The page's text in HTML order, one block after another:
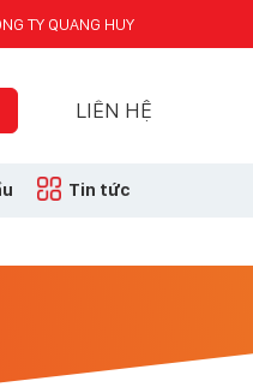
TY QUANG HUY
LIÊN HỆ
Tin tức